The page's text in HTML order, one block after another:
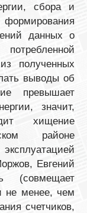
сбора и
формирования
данных о
полученных
выводы об
превышает
значит,
хищение
районе
Евгений
(совмещает
не менее, чем
счетчиков,